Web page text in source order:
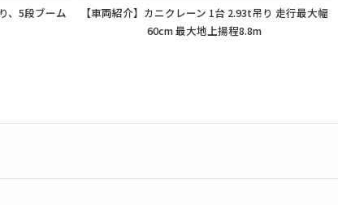
、5段ブーム
【車両紹介】カニクレーン 1台 2.93t吊り 走行最大幅
60cm 最大地上揚程8.8m